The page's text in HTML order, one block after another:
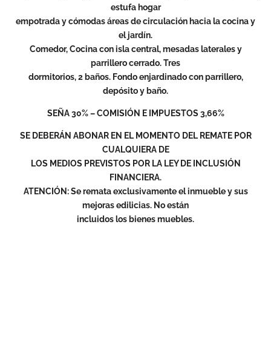
estufa hogar
empotrada y cómodas áreas de circulación hacia la cocina y
el jardín.
Comedor, Cocina con isla central, mesadas laterales y
parrillero cerrado. Tres
dormitorios, 2 baños. Fondo enjardinado con parrillero,
depósito y baño.
SEÑA 30% – COMISIÓN E IMPUESTOS 3,66%
SE DEBERÁN ABONAR EN EL MOMENTO DEL REMATE POR
CUALQUIERA DE
LOS MEDIOS PREVISTOS POR LA LEY DE INCLUSIÓN
FINANCIERA.
ATENCIÓN: Se remata exclusivamente el inmueble y sus
mejoras edilicias. No están
incluidos los bienes muebles.